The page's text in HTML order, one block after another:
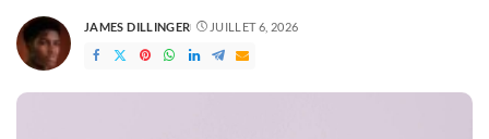
POSTED
BY
JAMES DILLINGER JUILLET 6, 2026